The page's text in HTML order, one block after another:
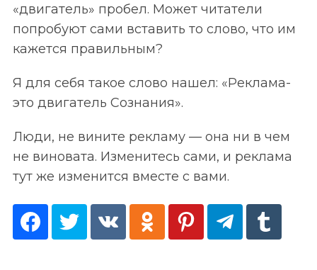
«двигатель» пробел. Может читатели
попробуют сами вставить то слово, что им
кажется правильным?
Я для себя такое слово нашел: «Реклама-
это двигатель Сознания».
Люди, не вините рекламу — она ни в чем
не виновата. Изменитесь сами, и реклама
тут же изменится вместе с вами.